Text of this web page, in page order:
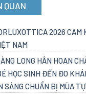
QUAN
2026 CAM
NAM
LONG HÂN HOAN
HỌC SINH ĐẾN ĐO
SÀNG CHUẨN BỊ MÙA